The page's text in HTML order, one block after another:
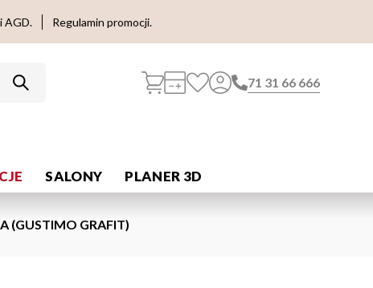
AGD. Regulamin promocji.
71 31 66 666
SALONY PLANER 3D
(GUSTIMO GRAFIT)